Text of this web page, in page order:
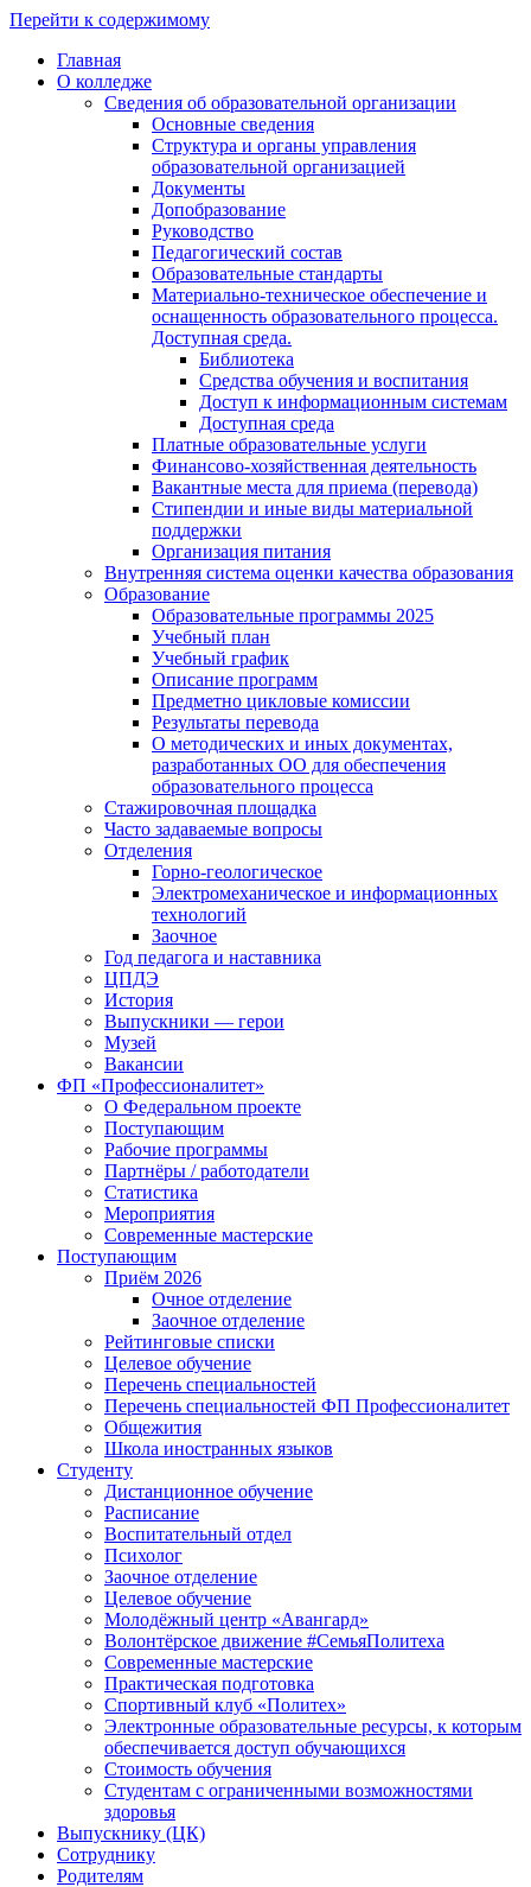
Перейти к содержимому
Главная
О колледже
Сведения об образовательной организации
Основные сведения
Структура и органы управления
образовательной организацией
Документы
Допобразование
Руководство
Педагогический состав
Образовательные стандарты
Материально-техническое обеспечение и
оснащенность образовательного процесса.
Доступная среда.
Библиотека
Средства обучения и воспитания
Доступ к информационным системам
Доступная среда
Платные образовательные услуги
Финансово-хозяйственная деятельность
Вакантные места для приема (перевода)
Стипендии и иные виды материальной
поддержки
Организация питания
Внутренняя система оценки качества образования
Образование
Образовательные программы 2025
Учебный план
Учебный график
Описание программ
Предметно цикловые комиссии
Результаты перевода
О методических и иных документах,
разработанных ОО для обеспечения
образовательного процесса
Стажировочная площадка
Часто задаваемые вопросы
Отделения
Горно-геологическое
Электромеханическое и информационных
технологий
Заочное
Год педагога и наставника
ЦПДЭ
История
Выпускники — герои
Музей
Вакансии
ФП «Профессионалитет»
О Федеральном проекте
Поступающим
Рабочие программы
Партнёры / работодатели
Статистика
Мероприятия
Современные мастерские
Поступающим
Приём 2026
Очное отделение
Заочное отделение
Рейтинговые списки
Целевое обучение
Перечень специальностей
Перечень специальностей ФП Профессионалитет
Общежития
Школа иностранных языков
Студенту
Дистанционное обучение
Расписание
Воспитательный отдел
Психолог
Заочное отделение
Целевое обучение
Молодёжный центр «Авангард»
Волонтёрское движение #СемьяПолитеха
Современные мастерские
Практическая подготовка
Спортивный клуб «Политех»
Электронные образовательные ресурсы, к которым
обеспечивается доступ обучающихся
Стоимость обучения
Студентам с ограниченными возможностями
здоровья
Выпускнику (ЦК)
Сотруднику
Родителям